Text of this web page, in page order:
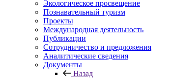
Экологическое просвещение
Познавательный туризм
Проекты
Международная деятельность
Публикации
Сотрудничество и предложения
Аналитические сведения
Документы
Назад